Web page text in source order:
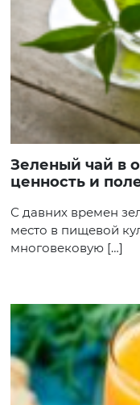
Зеленый чай в очищении организма:
ценность и
С давних времен
место в пищевой
многовековую […]